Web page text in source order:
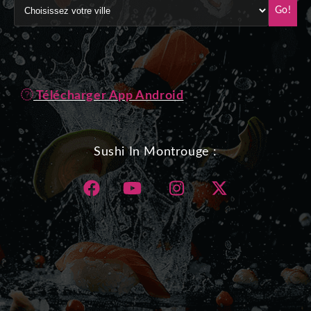
Go!
Télécharger App Android
Sushi In Montrouge :